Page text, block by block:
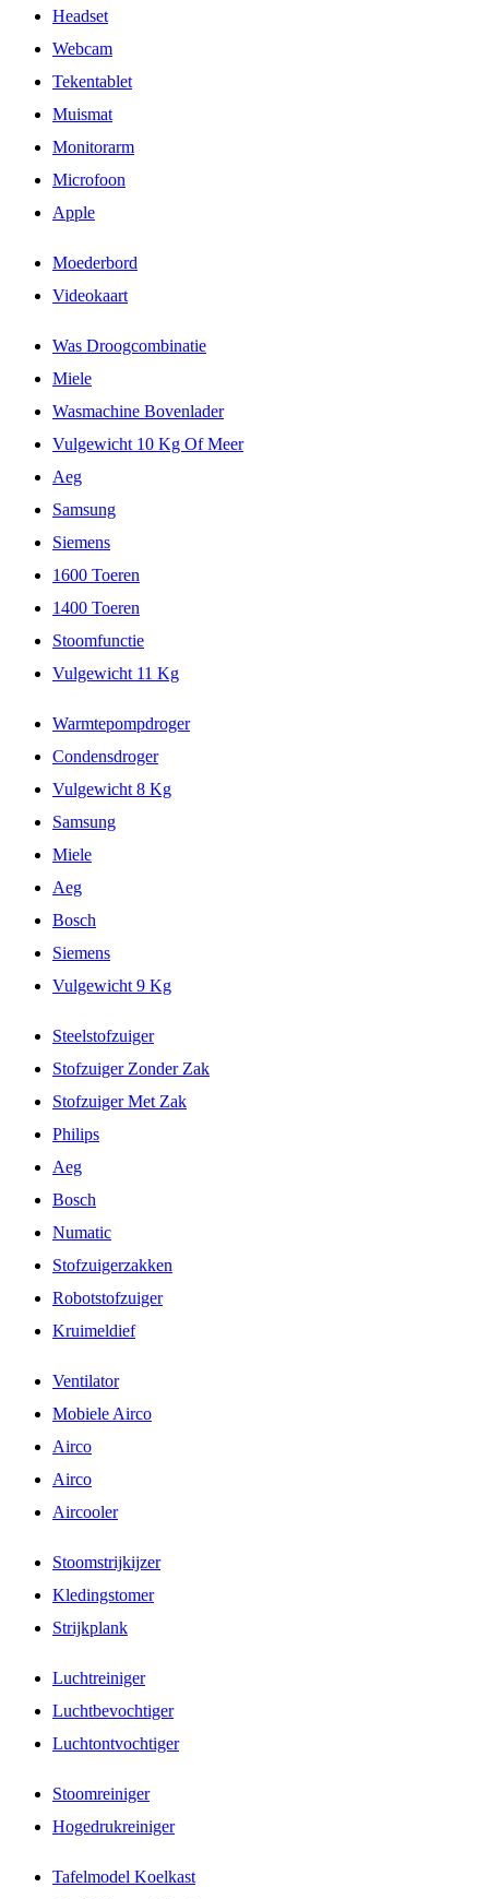
Headset
Webcam
Tekentablet
Muismat
Monitorarm
Microfoon
Apple
Moederbord
Videokaart
Was Droogcombinatie
Miele
Wasmachine Bovenlader
Vulgewicht 10 Kg Of Meer
Aeg
Samsung
Siemens
1600 Toeren
1400 Toeren
Stoomfunctie
Vulgewicht 11 Kg
Warmtepompdroger
Condensdroger
Vulgewicht 8 Kg
Samsung
Miele
Aeg
Bosch
Siemens
Vulgewicht 9 Kg
Steelstofzuiger
Stofzuiger Zonder Zak
Stofzuiger Met Zak
Philips
Aeg
Bosch
Numatic
Stofzuigerzakken
Robotstofzuiger
Kruimeldief
Ventilator
Mobiele Airco
Airco
Airco
Aircooler
Stoomstrijkijzer
Kledingstomer
Strijkplank
Luchtreiniger
Luchtbevochtiger
Luchtontvochtiger
Stoomreiniger
Hogedrukreiniger
Tafelmodel Koelkast